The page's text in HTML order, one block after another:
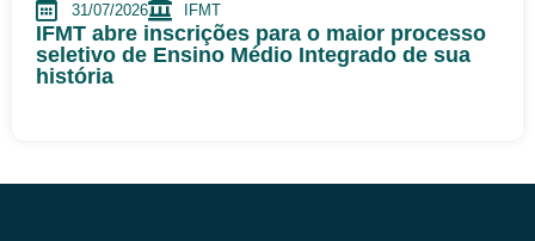
31/07/2026 IFMT
IFMT abre inscrições para o maior processo
seletivo de Ensino Médio Integrado de sua
história